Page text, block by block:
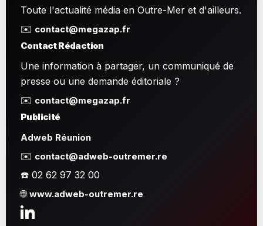
Toute l'actualité média en Outre-Mer et d'ailleurs.
✉️ contact@megazap.fr
Contact Rédaction
Une information à partager, un communiqué de
presse ou une demande éditoriale ?
✉️ contact@megazap.fr
Publicité
Adweb Réunion
✉️ contact@adweb-outremer.re
☎️ 02 62 97 32 00
🌐www.adweb-outremer.re